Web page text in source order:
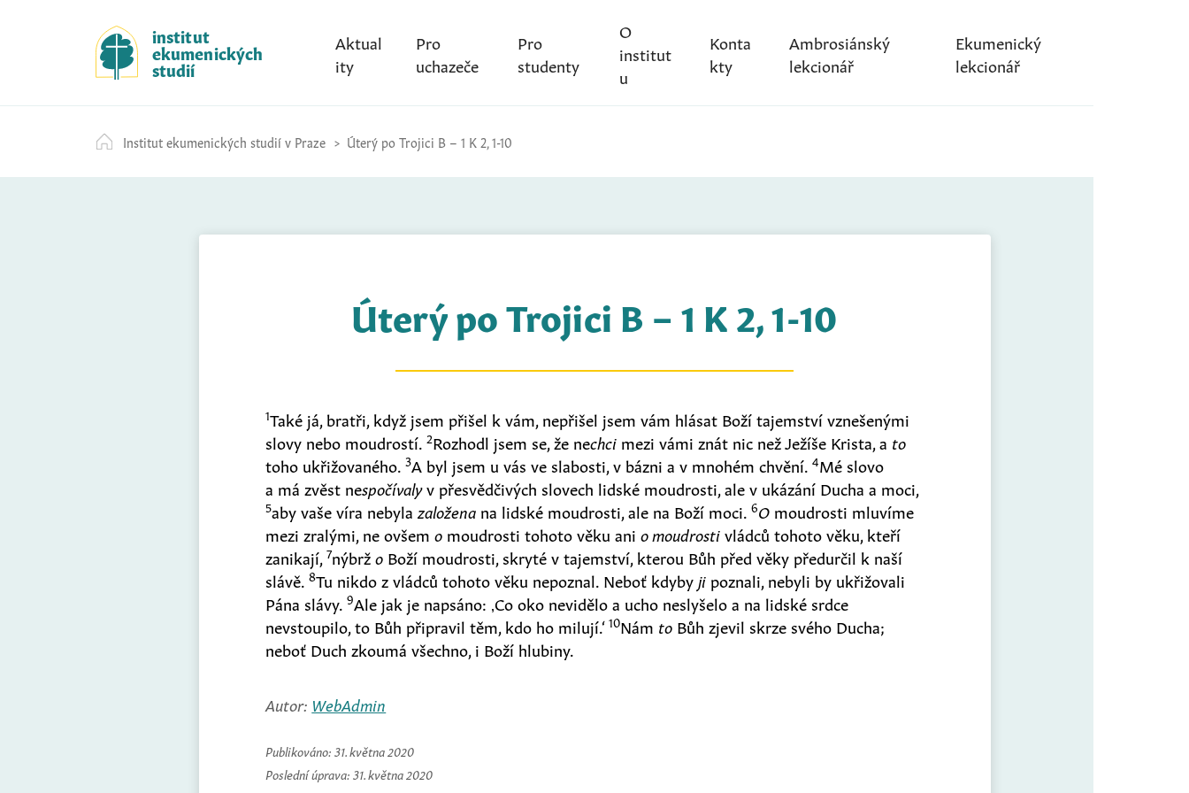
k
i
p
t
c
o
institut
ekumenických
studií
Aktual
ity
Pro
uchazeče
Pro
studenty
O
institut
u
Konta
kty
Ambrosiánský
lekcionář
Ekumenický
lekcionář
Institut ekumenických studií v Praze Úterý po Trojici B – 1 K 2, 1-10
Úterý po Trojici B – 1 K 2, 1-10
1Také já, bratři, když jsem přišel k vám, nepřišel jsem vám hlásat Boží tajemství vznešenými
slovy nebo moudrostí.2Rozhodl jsem se, že nechci mezi vámi znát nic než Ježíše Krista, a to
toho ukřižovaného.3A byl jsem u vás ve slabosti, v bázni a v mnohém chvění.4Mé slovo
a má zvěst nespočívalyv přesvědčivých slovech lidské moudrosti, ale v ukázání Ducha a moci,
5aby vaše víra nebyla založena na lidské moudrosti, ale na Boží moci.6O moudrosti mluvíme
mezi zralými, ne ovšemo moudrosti tohoto věku anio moudrostivládců tohoto věku, kteří
zanikají,7nýbržo Boží moudrosti, skryté v tajemství, kterou Bůh před věky předurčil k naší
slávě.8Tu nikdo z vládců tohoto věku nepoznal. Neboť kdyby ji poznali, nebyli by ukřižovali
Pána slávy.9Ale jak je napsáno: ‚Co oko nevidělo a ucho neslyšelo a na lidské srdce
nevstoupilo, to Bůh připravil těm, kdo ho milují.‘10Nám to Bůh zjevil skrze svého Ducha;
neboť Duch zkoumá všechno, i Boží hlubiny.
Autor: WebAdmin
Publikováno: 31. května 2020
Poslední úprava: 31. května 2020